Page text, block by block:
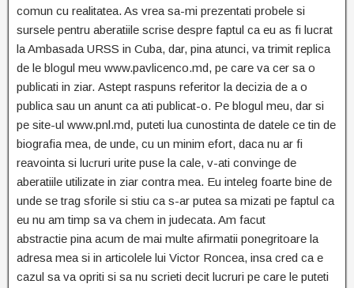
comun cu realitatea. As vrea sa-mi prezentati probele si
sursele pentru aberatiile scrise despre faptul ca eu as fi lucrat
la Ambasada URSS in Cuba, dar, pina atunci, va trimit replica
de le blogul meu www.pavlicenco.md, pe care va cer sa o
publicati in ziar. Astept raspuns referitor la decizia de a o
publica sau un anunt ca ati publicat-o. Pe blogul meu, dar si
pe site-ul www.pnl.md, puteti lua cunostinta de datele ce tin de
biografia mea, de unde, cu un minim efort, daca nu ar fi
reavointa si lucruri urite puse la cale, v-ati convinge de
aberatiile utilizate in ziar contra mea. Eu inteleg foarte bine de
unde se trag sforile si stiu ca s-ar putea sa mizati pe faptul ca
eu nu am timp sa va chem in judecata. Am facut
abstractie pina acum de mai multe afirmatii ponegritoare la
adresa mea si in articolele lui Victor Roncea, insa cred ca e
cazul sa va opriti si sa nu scrieti decit lucruri pe care le puteti